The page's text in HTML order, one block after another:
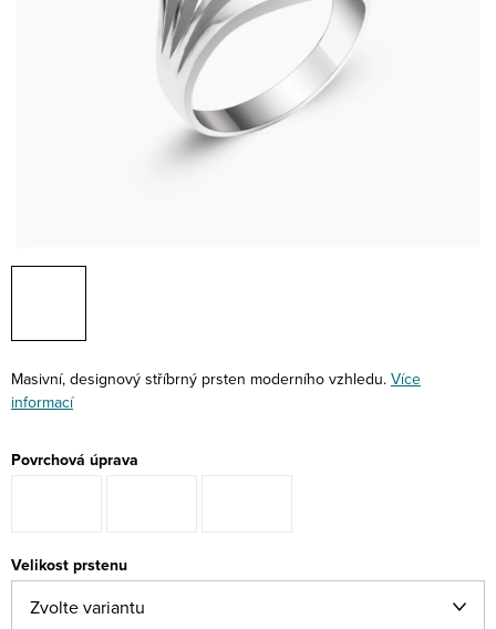
Masivní, designový stříbrný prsten moderního vzhledu. Více
informací
Povrchová úprava
Velikost prstenu